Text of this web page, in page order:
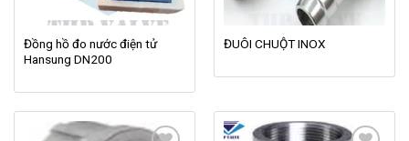
Đồng hồ đo nước điện tử
Hansung DN200
ĐUÔI CHUỘT INOX